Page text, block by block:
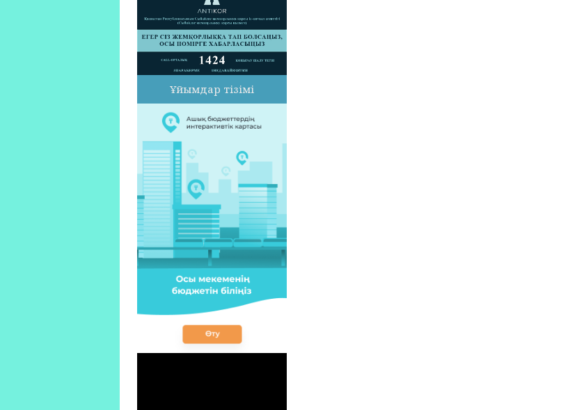
Ұйымдар тізімі